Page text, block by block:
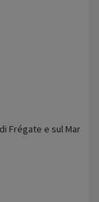
Frégate e sul Mar